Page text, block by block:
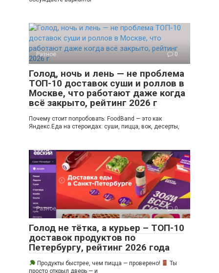
Разное 0
Голод, ночь и лень — не проблема
ТОП-10 доставок суши и роллов в
Москве, что работают даже когда
всё закрыто, рейтинг 2026 г
Почему стоит попробовать: FoodBand — это как
Яндекс.Еда на стероидах: суши, пицца, вок, десерты,
Разное 0
Голод не тётка, а курьер – ТОП-10
доставок продуктов по
Петербургу, рейтинг 2026 года
Продукты быстрее, чем пицца — проверено!
Ты
просто открыл дверь — и